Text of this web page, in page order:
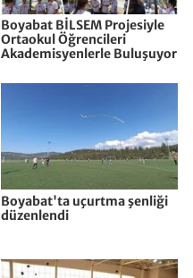
Boyabat BİLSEM Projesiyle
Ortaokul Öğrencileri
Akademisyenlerle Buluşuyor
Boyabat'ta uçurtma şenliği
düzenlendi